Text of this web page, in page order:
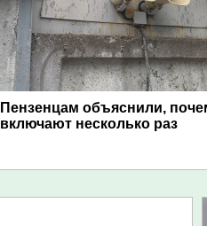
Пензенцам объяснили,
включают несколько раз